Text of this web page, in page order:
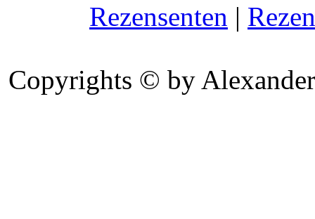
Rezensenten |
Copyrights © by